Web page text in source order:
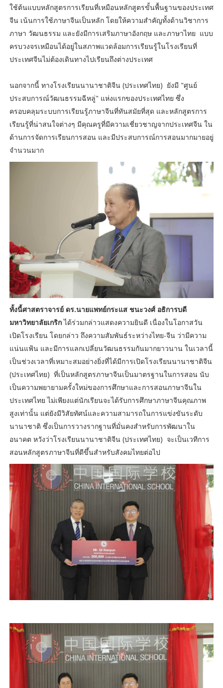
ใช้ต้นแบบหลักสูตรการเรียนที่เหมือนหลักสูตรขั้นพื้นฐานของประเทศ
จีน เน้นการใช้ภาษาจีนเป็นหลัก โดยให้ความสำคัญทั้งด้านวิชาการ
ภาษา วัฒนธรรม และยังมีการเสริมภาษาอังกฤษ และภาษาไทย แบบ
ครบวงจรเหมือนได้อยู่ในสภาพแวดล้อมการเรียนรู้ในโรงเรียนที่
ประเทศจีนไม่ต้องเดินทางไปเรียนถึงต่างประเทศ
นอกจากนี้ ทางโรงเรียนนานาชาติจีน (ประเทศไทย) ยังมี "ศูนย์
ประสบการณ์วัฒนธรรมฉีหลู่" แห่งแรกของประเทศไทย ซึ่ง
ครอบคลุมระบบการเรียนรู้ภาษาจีนที่ทันสมัยที่สุด และหลักสูตรการ
เรียนรู้ที่น่าสนใจต่างๆ มีคุณครูที่มีความเชี่ยวชาญจากประเทศจีน ใน
ด้านการจัดการเรียนการสอน และมีประสบการณ์การสอนมากมายอยู่
จำนวนมาก
ทั้งนี้ศาสตราจารย์ ดร.นายแพทย์กระแส ชนะวงศ์ อธิการบดี
มหาวิทยาลัยเกริกได้ร่วมกล่าวแสดงความยินดี เนื่องในโอกาสวัน
เปิดโรงเรียน โดยกล่าว ถึงความสัมพันธ์ระหว่างไทย-จีน ว่ามีความ
แน่นแฟ้น และมีการแลกเปลี่ยนวัฒนธรรมกันมากยาวนาน ในเวลานี้
เป็นช่วงเวลาที่เหมาะสมอย่างยิ่งที่ได้มีการเปิดโรงเรียนนานาชาติจีน
(ประเทศไทย) ที่เป็นหลักสูตรภาษาจีนเป็นมาตรฐานในการสอน นับ
เป็นความพยายามครั้งใหม่ของการศึกษาและการสอนภาษาจีนใน
ประเทศไทย ไม่เพียงแต่นักเรียนจะได้รับการศึกษาภาษาจีนคุณภาพ
สูงเท่านั้น แต่ยังมีวิสัยทัศน์และความสามารถในการแข่งขันระดับ
นานาชาติ ซึ่งเป็นการวางรากฐานที่มั่นคงสำหรับการพัฒนาใน
อนาคต หวังว่าโรงเรียนนานาชาติจีน (ประเทศไทย) จะเป็นเวทีการ
สอนหลักสูตรภาษาจีนที่ดีขึ้นสำหรับสังคมไทยต่อไป